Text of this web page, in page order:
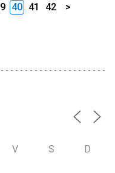
40 41 42 >
V S D